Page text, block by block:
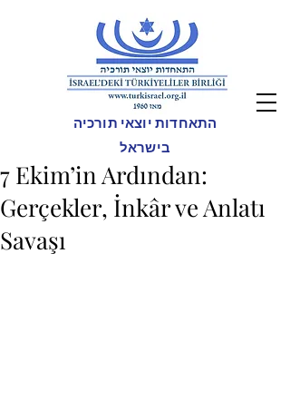
התאחדות יוצאי תורכיה
בישראל
7 Ekim’in Ardından:
Gerçekler, İnkâr ve Anlatı
Savaşı